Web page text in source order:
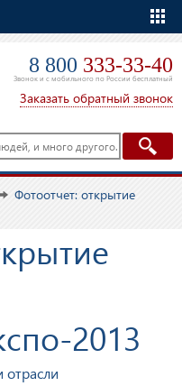
8 800 333-33-40
Звонок и с мобильного по России бесплатный
Заказать обратный звонок
Фотоотчет: открытие
2013
отрасли